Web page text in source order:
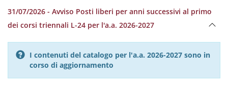
31/07/2026 - Avviso Posti liberi per anni successivi al primo
dei corsi triennali L-24 per l'a.a. 2026-2027
I contenuti del catalogo per l'a.a. 2026-2027 sono in
corso di aggiornamento